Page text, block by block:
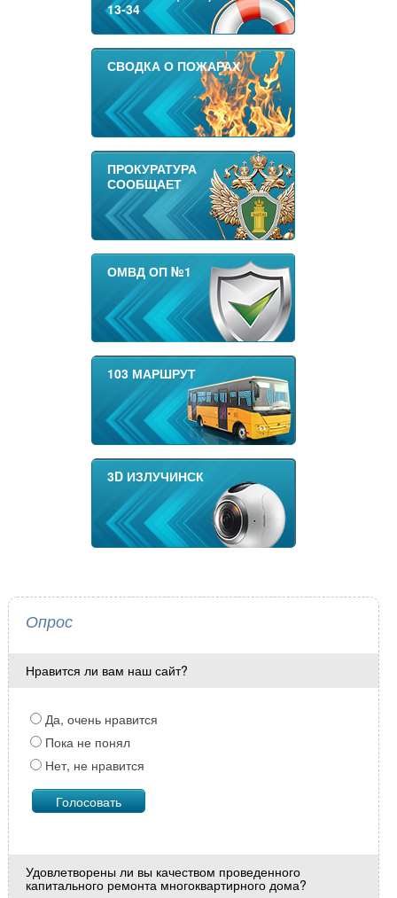
13-34
СВОДКА О ПОЖАРАХ
ПРОКУРАТУРА
СООБЩАЕТ
ОМВД ОП №1
103 МАРШРУТ
3D ИЗЛУЧИНСК
Опрос
Нравится ли вам наш сайт?
Да, очень нравится
Пока не понял
Нет, не нравится
Удовлетворены ли вы качеством проведенного
капитального ремонта многоквартирного дома?